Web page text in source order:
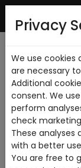
Privacy
We use cookies
are necessary
Additional
consent. We
perform
check
These analyses
with a better
You are free to